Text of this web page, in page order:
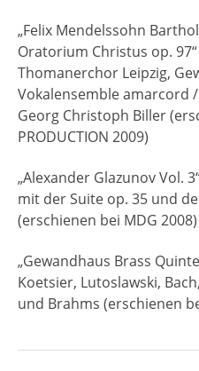
„Felix Mendelssohn
Oratorium Christus op.
Thomanerchor Leipzig,
Vokalensemble amarcord
Georg Christoph Biller
PRODUCTION 2009)
„Alexander Glazunov Vol.
mit der Suite op. 35 und
(erschienen bei MDG 2008)
„Gewandhaus Brass
Koetsier, Lutoslawski,
und Brahms (erschienen